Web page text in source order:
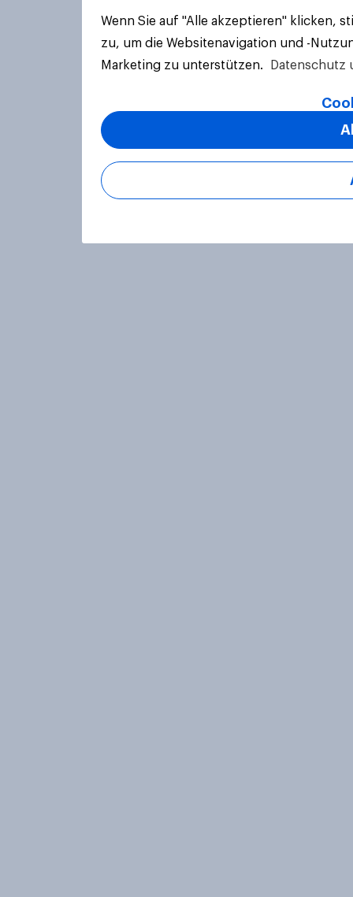
Wenn Sie auf "Alle akzeptieren" klicken,
zu, um die Websitenavigation und -
Marketing zu unterstützen.
Datenschutz